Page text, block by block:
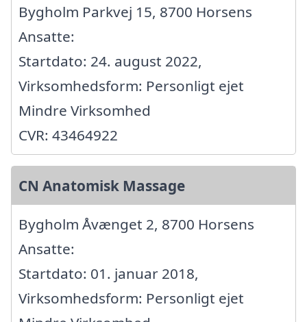
Bygholm Parkvej 15, 8700 Horsens
Ansatte:
Startdato: 24. august 2022,
Virksomhedsform: Personligt ejet
Mindre Virksomhed
CVR: 43464922
CN Anatomisk Massage
Bygholm Åvænget 2, 8700 Horsens
Ansatte:
Startdato: 01. januar 2018,
Virksomhedsform: Personligt ejet